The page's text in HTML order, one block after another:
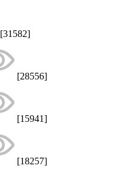
[31582]
[28556]
[15941]
[18257]